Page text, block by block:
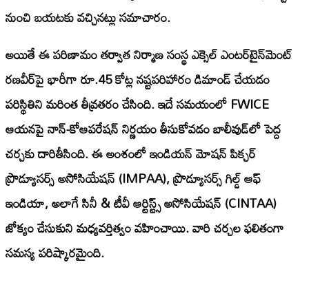
నుంచి బయటకు వచ్చినట్లు సమాచారం.
అయితే ఈ పరిణామం తర్వాత నిర్మాణ సంస్థ ఎక్సెల్ ఎంటర్‌టైన్‌మెంట్
రణవీర్‌పై భారీగా రూ.45 కోట్ల నష్టపరిహారం డిమాండ్ చేయడం
పరిస్థితిని మరింత తీవ్రతరం చేసింది. ఇదే సమయంలో FWICE
ఆయనపై నాన్-కోఆపరేషన్ నిర్ణయం తీసుకోవడం బాలీవుడ్‌లో పెద్ద
చర్చకు దారితీసింది. ఈ అంశంలో ఇండియన్ మోషన్ పిక్చర్
ప్రొడ్యూసర్స్ అసోసియేషన్ (IMPAA), ప్రొడ్యూసర్స్ గిల్డ్ ఆఫ్
ఇండియా, అలాగే సినీ & టీవీ ఆర్టిస్ట్స్ అసోసియేషన్ (CINTAA)
జోక్యం చేసుకుని మధ్యవర్తిత్వం వహించాయి. వారి చర్చల ఫలితంగా
సమస్య పరిష్కారమైంది.